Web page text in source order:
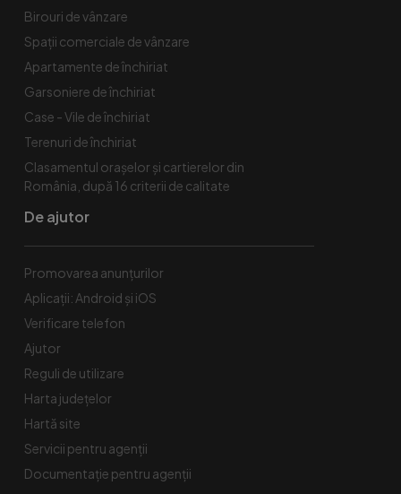
Birouri de vânzare
Spaţii comerciale de vânzare
Apartamente de închiriat
Garsoniere de închiriat
Case - Vile de închiriat
Terenuri de închiriat
Clasamentul orașelor și cartierelor din
România, după 16 criterii de calitate
De ajutor
Promovarea anunțurilor
Aplicații: Android și iOS
Verificare telefon
Ajutor
Reguli de utilizare
Harta județelor
Hartă site
Servicii pentru agenții
Documentație pentru agenții